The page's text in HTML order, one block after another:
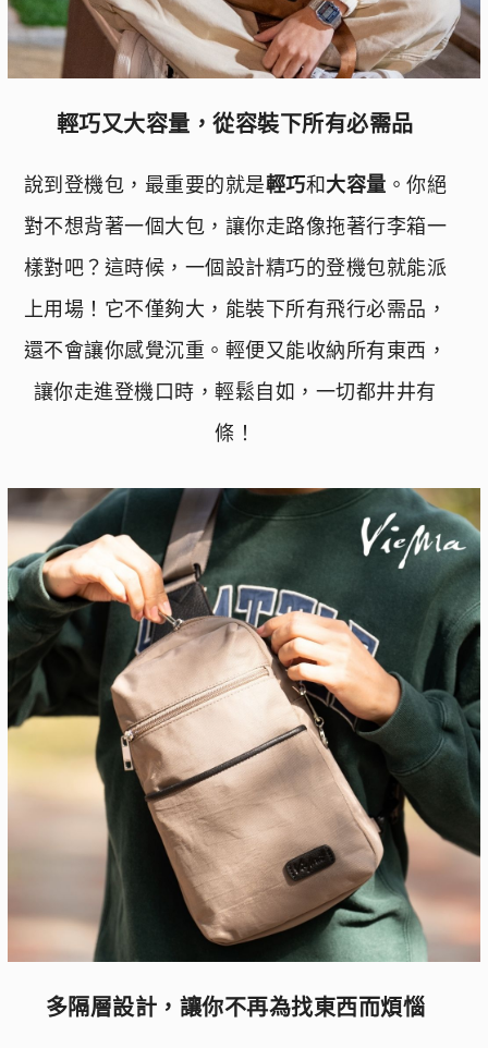
輕巧又大容量，從容裝下所有必需品
說到登機包，最重要的就是輕巧和 大容量 。你絕
對不想背著一個大包，讓你走路像拖著行李箱一
樣對吧？這時候，一個設計精巧的登機包就能派
上用場！它不僅夠大，能裝下所有飛行必需品，
還不會讓你感覺沉重。輕便又能收納所有東西，
讓你走進登機口時，輕鬆自如，一切都井井有
條！
多隔層設計，讓你不再為找東西而煩惱